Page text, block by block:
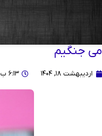
الهام حسینی:
می جنگیم
اردیبهشت ۱۸, ۱۴۰۴ ۶:۱۳ ب٫ظ